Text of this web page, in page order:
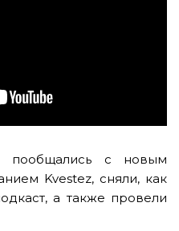
с новым
Kvestez, сняли, как
а также провели